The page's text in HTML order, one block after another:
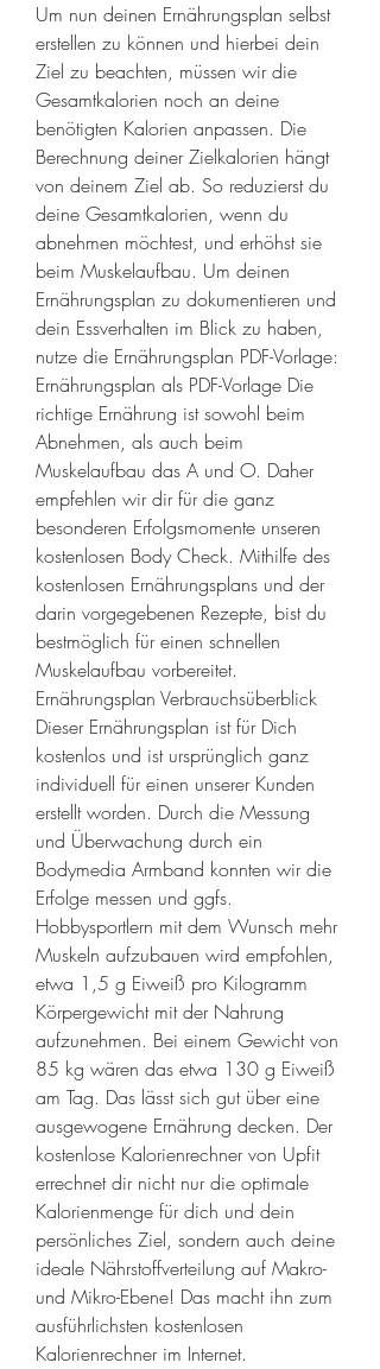
Um nun deinen Ernährungsplan selbst
erstellen zu können und hierbei dein
Ziel zu beachten, müssen wir die
Gesamtkalorien noch an deine
benötigten Kalorien anpassen. Die
Berechnung deiner Zielkalorien hängt
von deinem Ziel ab. So reduzierst du
deine Gesamtkalorien, wenn du
abnehmen möchtest, und erhöhst sie
beim Muskelaufbau. Um deinen
Ernährungsplan zu dokumentieren und
dein Essverhalten im Blick zu haben,
nutze die Ernährungsplan PDF-Vorlage:
Ernährungsplan als PDF-Vorlage Die
richtige Ernährung ist sowohl beim
Abnehmen, als auch beim
Muskelaufbau das A und O. Daher
empfehlen wir dir für die ganz
besonderen Erfolgsmomente unseren
kostenlosen Body Check. Mithilfe des
kostenlosen Ernährungsplans und der
darin vorgegebenen Rezepte, bist du
bestmöglich für einen schnellen
Muskelaufbau vorbereitet.
Ernährungsplan Verbrauchsüberblick
Dieser Ernährungsplan ist für Dich
kostenlos und ist ursprünglich ganz
individuell für einen unserer Kunden
erstellt worden. Durch die Messung
und Überwachung durch ein
Bodymedia Armband konnten wir die
Erfolge messen und ggfs.
Hobbysportlern mit dem Wunsch mehr
Muskeln aufzubauen wird empfohlen,
etwa 1,5 g Eiweiß pro Kilogramm
Körpergewicht mit der Nahrung
aufzunehmen. Bei einem Gewicht von
85 kg wären das etwa 130 g Eiweiß
am Tag. Das lässt sich gut über eine
ausgewogene Ernährung decken. Der
kostenlose Kalorienrechner von Upfit
errechnet dir nicht nur die optimale
Kalorienmenge für dich und dein
persönliches Ziel, sondern auch deine
ideale Nährstoffverteilung auf Makro-
und Mikro-Ebene! Das macht ihn zum
ausführlichsten kostenlosen
Kalorienrechner im Internet.